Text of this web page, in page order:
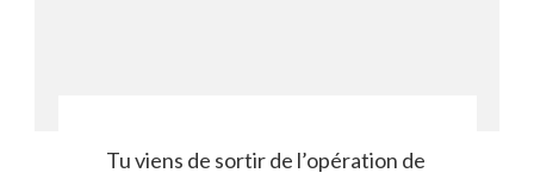
Tu viens de sortir de l’opération de